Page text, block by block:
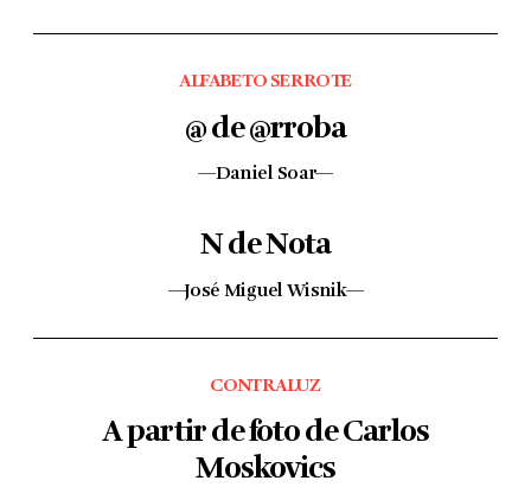
ALFABETO SERROTE
@ de @rroba
—Daniel Soar—
N de Nota
—José Miguel Wisnik—
CONTRALUZ
A partir de foto de Carlos
Moskovics